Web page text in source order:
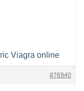
Viagra online
#76940